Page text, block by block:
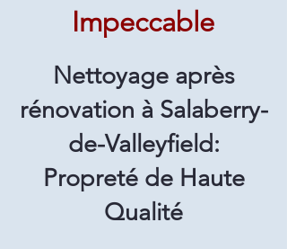
Impeccable
Nettoyage après
rénovation à Salaberry-
de-Valleyfield:
Propreté de Haute
Qualité